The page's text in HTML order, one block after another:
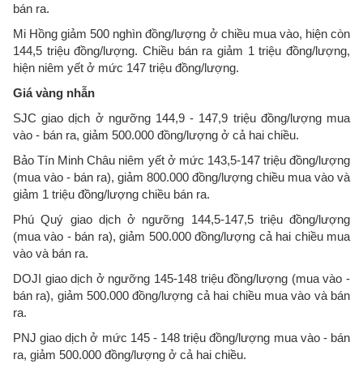
bán ra.
Mi Hồng giảm 500 nghìn đồng/lượng ở chiều mua vào, hiện còn
144,5 triệu đồng/lượng. Chiều bán ra giảm 1 triệu đồng/lượng,
hiện niêm yết ở mức 147 triệu đồng/lượng.
Giá vàng nhẫn
SJC giao dịch ở ngưỡng 144,9 - 147,9 triệu đồng/lượng mua
vào - bán ra, giảm 500.000 đồng/lượng ở cả hai chiều.
Bảo Tín Minh Châu niêm yết ở mức 143,5-147 triệu đồng/lượng
(mua vào - bán ra), giảm 800.000 đồng/lượng chiều mua vào và
giảm 1 triệu đồng/lượng chiều bán ra.
Phú Quý giao dịch ở ngưỡng 144,5-147,5 triệu đồng/lượng
(mua vào - bán ra), giảm 500.000 đồng/lượng cả hai chiều mua
vào và bán ra.
DOJI giao dịch ở ngưỡng 145-148 triệu đồng/lượng (mua vào -
bán ra), giảm 500.000 đồng/lượng cả hai chiều mua vào và bán
ra.
PNJ giao dịch ở mức 145 - 148 triệu đồng/lượng mua vào - bán
ra, giảm 500.000 đồng/lượng ở cả hai chiều.